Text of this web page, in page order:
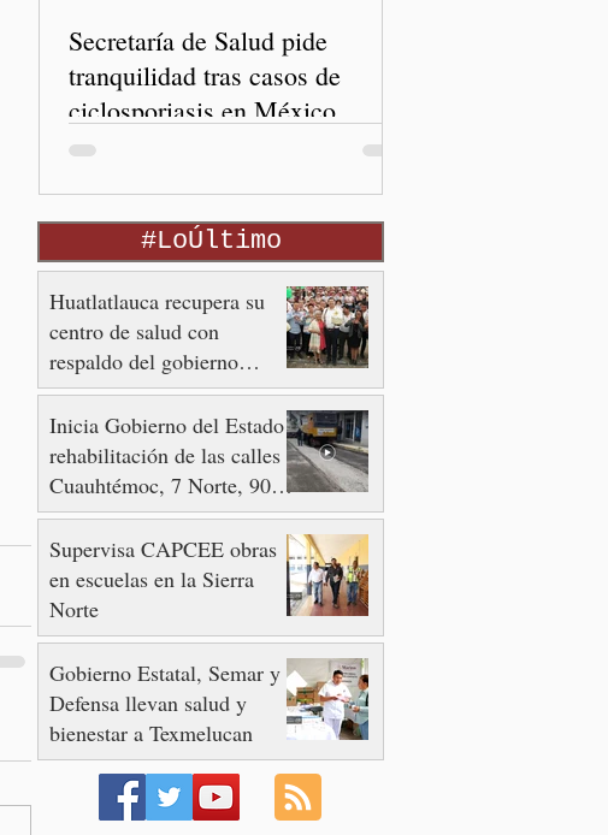
Secretaría de Salud pide
tranquilidad tras casos de
ciclosporiasis en México
#LoÚltimo
Huatlatlauca recupera su
centro de salud con
respaldo del gobierno
estatal
Inicia Gobierno del Estado
rehabilitación de las calles
Cuauhtémoc, 7 Norte, 90 y
88 Poniente
Supervisa CAPCEE obras
en escuelas en la Sierra
Norte
Gobierno Estatal, Semar y
Defensa llevan salud y
bienestar a Texmelucan